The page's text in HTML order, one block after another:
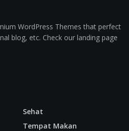
WordPress Themes that perfect
blog, etc. Check our landing page
Sehat
Tempat Makan